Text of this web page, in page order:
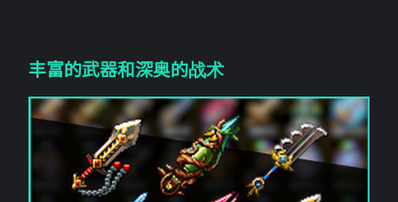
丰富的武器和深奥的战术